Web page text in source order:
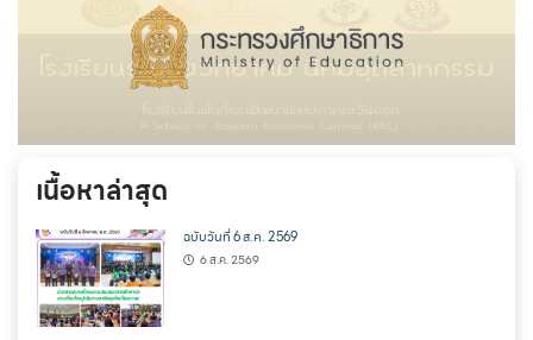
เนื้อหาล่าสุด
ฉบับวันที่ 6 ส.ค. 2569
6 ส.ค. 2569